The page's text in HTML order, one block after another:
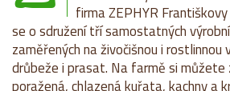
firma ZEPHYR Františkovy
se o sdružení tří samostatných
zaměřených na živočišnou i rostlinnou
drůbeže i prasat. Na farmě si
poražená, chlazená kuřata, kachny a